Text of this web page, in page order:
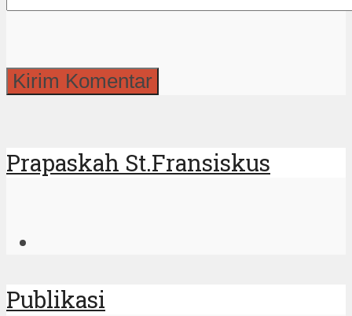
Prapaskah St.Fransiskus
Publikasi